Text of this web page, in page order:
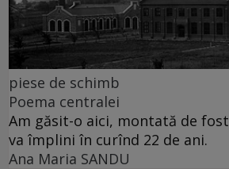
piese de schimb
Poema centralei
Am găsit-o aici, montată de
va împlini în curînd 22 de ani.
Ana Maria SANDU